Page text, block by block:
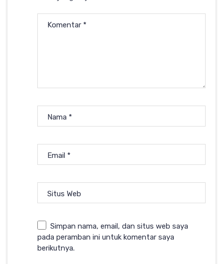
Komentar *
Nama *
Email *
Situs Web
Simpan nama, email, dan situs web saya
pada peramban ini untuk komentar saya
berikutnya.